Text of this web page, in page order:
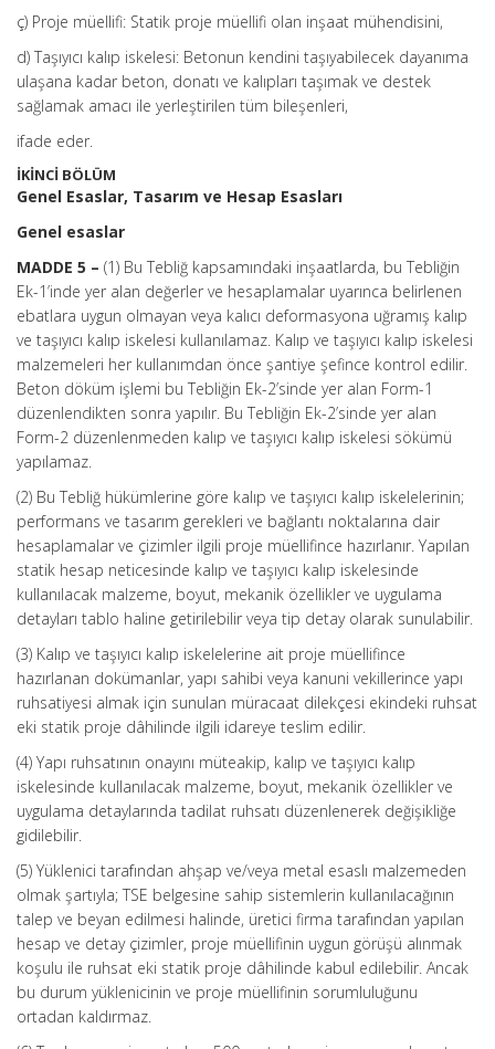
ç) Proje müellifi: Statik proje müellifi olan inşaat mühendisini,
d) Taşıyıcı kalıp iskelesi: Betonun kendini taşıyabilecek dayanıma
ulaşana kadar beton, donatı ve kalıpları taşımak ve destek
sağlamak amacı ile yerleştirilen tüm bileşenleri,
ifade eder.
İKİNCİ BÖLÜM
Genel Esaslar, Tasarım ve Hesap Esasları
Genel esaslar
MADDE 5 – (1) Bu Tebliğ kapsamındaki inşaatlarda, bu Tebliğin
Ek-1’inde yer alan değerler ve hesaplamalar uyarınca belirlenen
ebatlara uygun olmayan veya kalıcı deformasyona uğramış kalıp
ve taşıyıcı kalıp iskelesi kullanılamaz. Kalıp ve taşıyıcı kalıp iskelesi
malzemeleri her kullanımdan önce şantiye şefince kontrol edilir.
Beton döküm işlemi bu Tebliğin Ek-2’sinde yer alan Form-1
düzenlendikten sonra yapılır. Bu Tebliğin Ek-2’sinde yer alan
Form-2 düzenlenmeden kalıp ve taşıyıcı kalıp iskelesi sökümü
yapılamaz.
(2) Bu Tebliğ hükümlerine göre kalıp ve taşıyıcı kalıp iskelelerinin;
performans ve tasarım gerekleri ve bağlantı noktalarına dair
hesaplamalar ve çizimler ilgili proje müellifince hazırlanır. Yapılan
statik hesap neticesinde kalıp ve taşıyıcı kalıp iskelesinde
kullanılacak malzeme, boyut, mekanik özellikler ve uygulama
detayları tablo haline getirilebilir veya tip detay olarak sunulabilir.
(3) Kalıp ve taşıyıcı kalıp iskelelerine ait proje müellifince
hazırlanan dokümanlar, yapı sahibi veya kanuni vekillerince yapı
ruhsatiyesi almak için sunulan müracaat dilekçesi ekindeki ruhsat
eki statik proje dâhilinde ilgili idareye teslim edilir.
(4) Yapı ruhsatının onayını müteakip, kalıp ve taşıyıcı kalıp
iskelesinde kullanılacak malzeme, boyut, mekanik özellikler ve
uygulama detaylarında tadilat ruhsatı düzenlenerek değişikliğe
gidilebilir.
(5) Yüklenici tarafından ahşap ve/veya metal esaslı malzemeden
olmak şartıyla; TSE belgesine sahip sistemlerin kullanılacağının
talep ve beyan edilmesi halinde, üretici firma tarafından yapılan
hesap ve detay çizimler, proje müellifinin uygun görüşü alınmak
koşulu ile ruhsat eki statik proje dâhilinde kabul edilebilir. Ancak
bu durum yüklenicinin ve proje müellifinin sorumluluğunu
ortadan kaldırmaz.